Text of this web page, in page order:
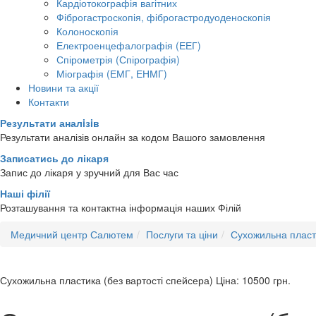
Фіброгастроскопія, фіброгастродуоденоскопія
Колоноскопія
Електроенцефалографія (ЕЕГ)
Спірометрія (Спірографія)
Міографія (ЕМГ, ЕНМГ)
Новини та акції
Контакти
Результати аналiзiв
Результати аналізів онлайн за кодом Вашого замовлення
Записатись до лікаря
Запис до лікаря у зручний для Вас час
Наші філії
Розташування та контактна інформація наших Філій
Медичний центр Салютем
Послуги та ціни Сухожильна
Сухожильна пластика (без вартості спейсера) Ціна: 10500 грн.